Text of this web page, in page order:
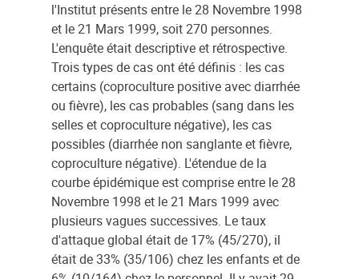
l'Institut présents entre le 28 Novembre 1998
et le 21 Mars 1999, soit 270 personnes.
L'enquête était descriptive et rétrospective.
Trois types de cas ont été définis : les cas
certains (coproculture positive avec diarrhée
ou fièvre), les cas probables (sang dans les
selles et coproculture négative), les cas
possibles (diarrhée non sanglante et fièvre,
coproculture négative). L'étendue de la
courbe épidémique est comprise entre le 28
Novembre 1998 et le 21 Mars 1999 avec
plusieurs vagues successives. Le taux
d'attaque global était de 17% (45/270), il
était de 33% (35/106) chez les enfants et de